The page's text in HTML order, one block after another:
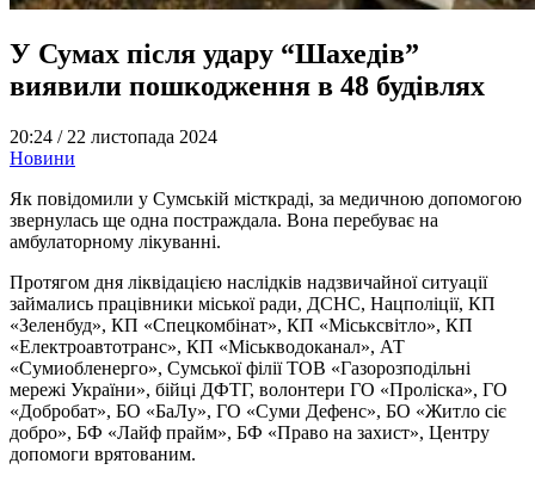
У Сумах після удару “Шахедів”
виявили пошкодження в 48 будівлях
20:24 / 22 листопада 2024
Новини
Як повідомили у Сумській місткраді, за медичною допомогою
звернулась ще одна постраждала. Вона перебуває на
амбулаторному лікуванні.
Протягом дня ліквідацією наслідків надзвичайної ситуації
займались працівники міської ради, ДСНС, Нацполіції, КП
«Зеленбуд», КП «Спецкомбінат», КП «Міськсвітло», КП
«Електроавтотранс», КП «Міськводоканал», АТ
«Сумиобленерго», Сумської філії ТОВ «Газорозподільні
мережі України», бійці ДФТГ, волонтери ГО «Проліска», ГО
«Добробат», БО «БаЛу», ГО «Суми Дефенс», БО «Житло сіє
добро», БФ «Лайф прайм», БФ «Право на захист», Центру
допомоги врятованим.